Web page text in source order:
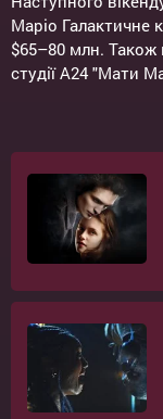
Маріо Галактичне
$65–80 млн. Також
студії A24 "Мати